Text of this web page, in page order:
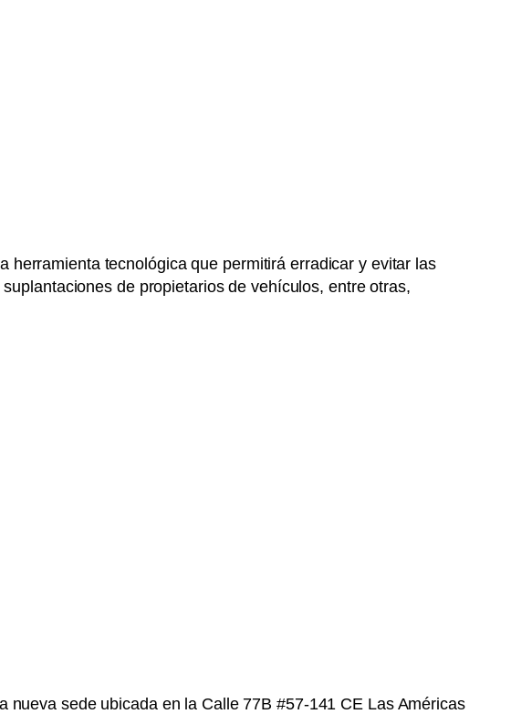
herramienta tecnológica que permitirá erradicar y evitar las
de propietarios de vehículos, entre otras,
sede ubicada en la Calle 77B #57-141 CE Las Américas